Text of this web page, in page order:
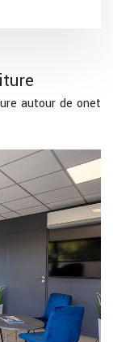
autour de onet